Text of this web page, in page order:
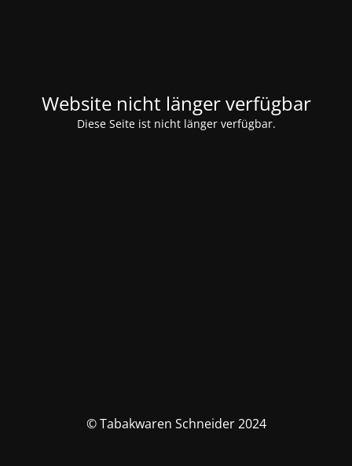
Website nicht länger verfügbar
Diese Seite ist nicht länger verfügbar.
© Tabakwaren Schneider 2024